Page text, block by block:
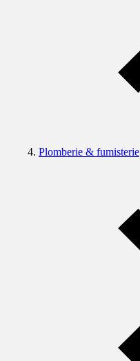
Plomberie & fumisterie